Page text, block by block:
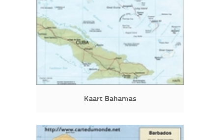
Kaart Bahamas